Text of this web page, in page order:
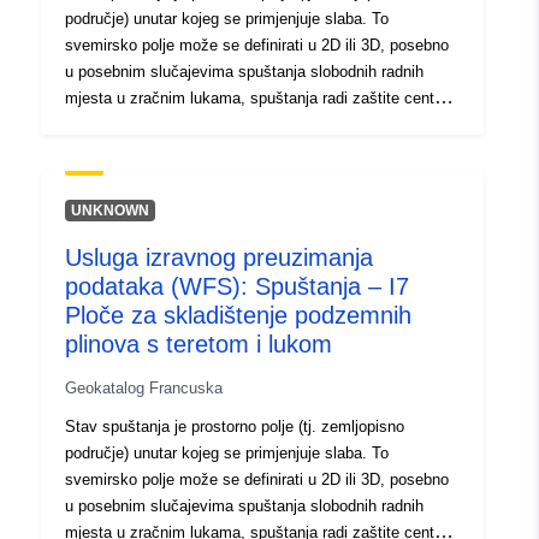
područje) unutar kojeg se primjenjuje slaba. To
svemirsko polje može se definirati u 2D ili 3D, posebno
u posebnim slučajevima spuštanja slobodnih radnih
mjesta u zračnim lukama, spuštanja radi zaštite centara
UNKNOWN
Usluga izravnog preuzimanja
podataka (WFS): Spuštanja – I7
Ploče za skladištenje podzemnih
plinova s teretom i lukom
Geokatalog Francuska
Stav spuštanja je prostorno polje (tj. zemljopisno
područje) unutar kojeg se primjenjuje slaba. To
svemirsko polje može se definirati u 2D ili 3D, posebno
u posebnim slučajevima spuštanja slobodnih radnih
mjesta u zračnim lukama, spuštanja radi zaštite centara